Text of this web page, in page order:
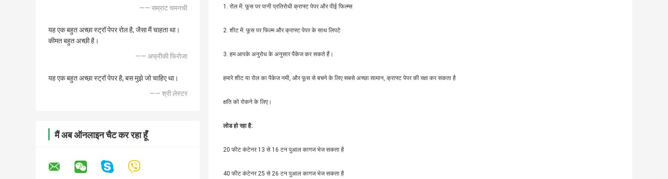
—— सम्राट चमनची
यह एक बहुत अच्छा स्ट्रॉ पेपर रोल है, जैसा मैं चाहता था।
कीमत बहुत अच्छी है।
—— अफ्रीकी फिरोजा
यह एक बहुत अच्छा स्ट्रॉ पेपर है, बस मुझे जो चाहिए था।
—— श्री लेस्टर
मैं अब ऑनलाइन चैट कर रहा हूँ
1. रोल में: फूस पर पानी प्रतिरोधी क्राफ्ट पेपर और पीई फिल्म्स
2. शीट में: फूस पर फिल्म और क्राफ्ट पेपर के साथ लिपटे
3. हम आपके अनुरोध के अनुसार पैकेज कर सकते हैं।
हमारे शीट या रोल का पैकेज नमी, और फूस से बचने के लिए सबसे अच्छा सामान, क्राफ्ट पेपर की रक्षा कर सकता है
क्षति को रोकने के लिए।
लोड हो रहा है:
20 फीट कंटेनर 13 से 16 टन पुआल कागज भेज सकता है
40 फीट कंटेनर 25 से 26 टन पुआल कागज भेज सकता है